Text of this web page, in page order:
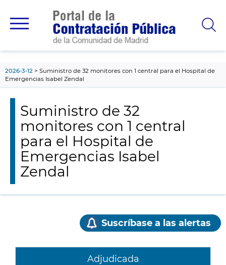
principal
2026-3-12
Suministro de 32 monitores con 1 central para el Hospital de
Emergencias Isabel Zendal
Suministro de 32
monitores con 1 central
para el Hospital de
Emergencias Isabel
Zendal
Suscríbase a las alertas
Adjudicada